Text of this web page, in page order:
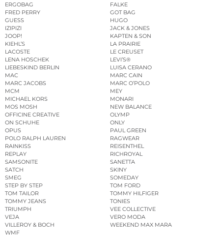
ERGOBAG
FALKE
FRED PERRY
GOT BAG
GUESS
HUGO
IZIPIZI
JACK & JONES
JOOP!
KAPTEN & SON
KIEHL’S
LA PRAIRIE
LACOSTE
LE CREUSET
LENA HOSCHEK
LEVI’S®
LIEBESKIND BERLIN
LUISA CERANO
MAC
MARC CAIN
MARC JACOBS
MARC O’POLO
MCM
MEY
MICHAEL KORS
MONARI
MOS MOSH
NEW BALANCE
OFFICINE CREATIVE
OLYMP
ON SCHUHE
ONLY
OPUS
PAUL GREEN
POLO RALPH LAUREN
RAGWEAR
RAINKISS
REISENTHEL
REPLAY
RICHROYAL
SAMSONITE
SANETTA
SATCH
SKINY
SMEG
SOMEDAY
STEP BY STEP
TOM FORD
TOM TAILOR
TOMMY HILFIGER
TOMMY JEANS
TONIES
TRIUMPH
VEE COLLECTIVE
VEJA
VERO MODA
VILLEROY & BOCH
WEEKEND MAX MARA
WMF